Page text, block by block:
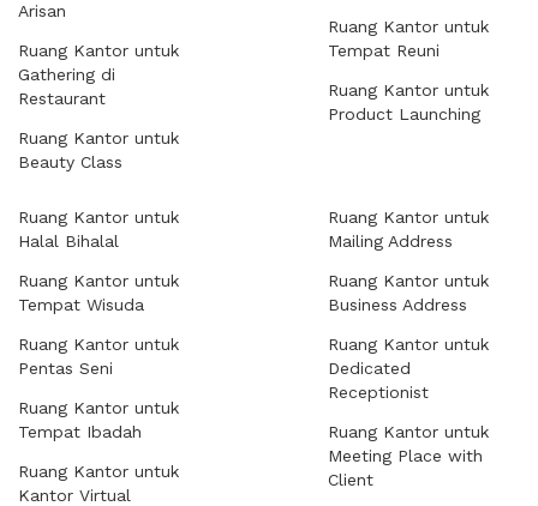
Arisan
Ruang Kantor untuk
Gathering di
Restaurant
Ruang Kantor untuk
Beauty Class
Ruang Kantor untuk
Tempat Reuni
Ruang Kantor untuk
Product Launching
Ruang Kantor untuk
Halal Bihalal
Ruang Kantor untuk
Tempat Wisuda
Ruang Kantor untuk
Pentas Seni
Ruang Kantor untuk
Tempat Ibadah
Ruang Kantor untuk
Kantor Virtual
Ruang Kantor untuk
Mailing Address
Ruang Kantor untuk
Business Address
Ruang Kantor untuk
Dedicated
Receptionist
Ruang Kantor untuk
Meeting Place with
Client